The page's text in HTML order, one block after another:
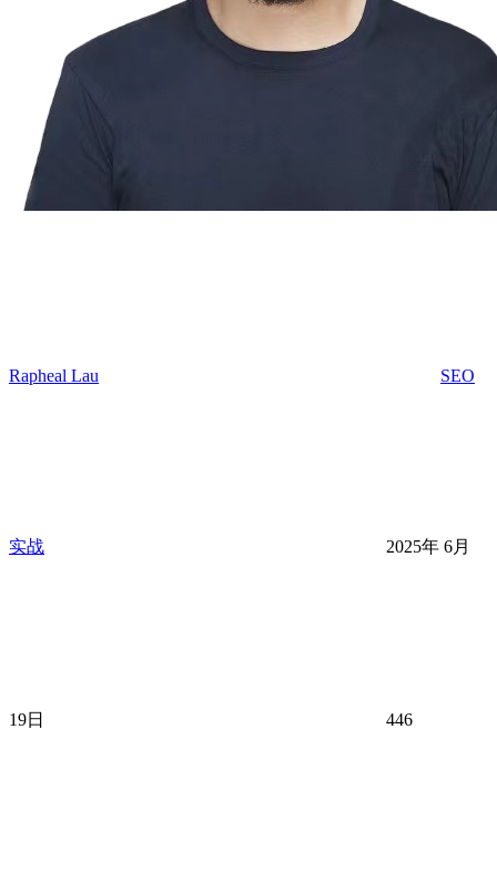
Rapheal Lau SEO
实战 2025年 6月
19日 446